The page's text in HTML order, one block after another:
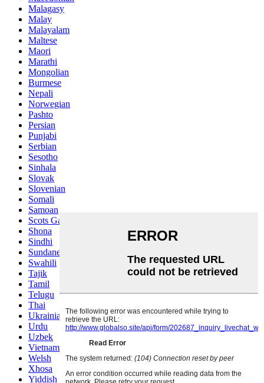
Malagasy
Malay
Malayalam
Maltese
Maori
Marathi
Mongolian
Burmese
Nepali
Norwegian
Pashto
Persian
Punjabi
Serbian
Sesotho
Sinhala
Slovak
Slovenian
Somali
Samoan
Scots Gaelic
Shona
Sindhi
Sundanese
Swahili
Tajik
Tamil
Telugu
Thai
Ukrainian
Urdu
Uzbek
Vietnamese
Welsh
Xhosa
Yiddish